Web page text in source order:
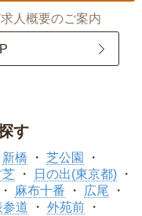
人概要のご案内
す
新橋
芝公園
芝
日の出(東京都)
麻布十番
広尾
参道 外苑前